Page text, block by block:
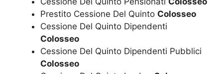
Prestito Cessione Del Quinto Colosseo
Cessione Del Quinto Dipendenti
Colosseo
Cessione Del Quinto Dipendenti Pubblici
Colosseo